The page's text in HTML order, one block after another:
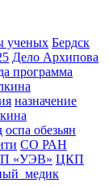
ученых Бердск
Дело Архипова
программа
назначение
оспа обезьян
СО РАН
«УЭВ» ЦКП